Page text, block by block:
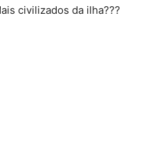
civilizados da ilha???